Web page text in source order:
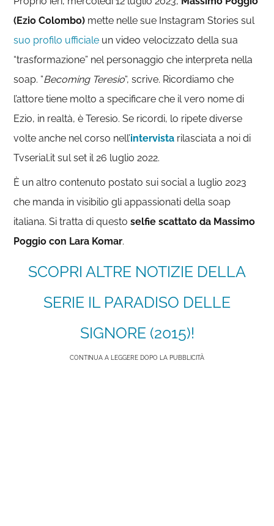
(Ezio Colombo) mette nelle sue Instagram Stories sul
suo profilo ufficiale un video velocizzato della sua
“trasformazione” nel personaggio che interpreta nella
soap. “Becoming Teresio“, scrive. Ricordiamo che
l’attore tiene molto a specificare che il vero nome di
Ezio, in realtà, è Teresio. Se ricordi, lo ripete diverse
volte anche nel corso nell’intervista rilasciata a noi di
Tvserial.it sul set il 26 luglio 2022.
È un altro contenuto postato sui social a luglio 2023
che manda in visibilio gli appassionati della soap
italiana. Si tratta di questoselfie scattato da Massimo
Poggio con Lara Komar.
SCOPRI ALTRE NOTIZIE DELLA
SERIE IL PARADISO DELLE
SIGNORE (2015)!
CONTINUA A LEGGERE DOPO LA PUBBLICITÀ